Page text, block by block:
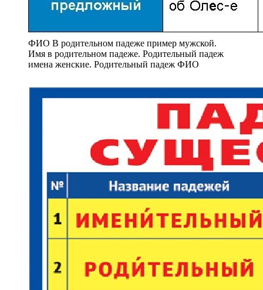
ФИО В родительном падеже пример мужской.
Имя в родительном падеже. Родительный падеж
имена женские. Родительный падеж ФИО